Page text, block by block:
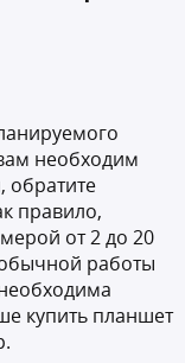
необходим
обратите
правило,
от 2 до 20
работы
купить планшет